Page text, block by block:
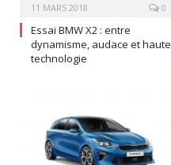
11 MARS 2018 0
Essai BMW X2 : entre
dynamisme, audace et haute
technologie